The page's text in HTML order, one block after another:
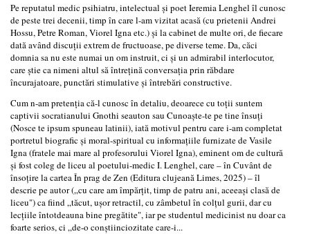
Pe reputatul medic psihiatru, intelectual și poet Ieremia Lenghel îl cunosc
de peste trei decenii, timp în care l-am vizitat acasă (cu prietenii Andrei
Hossu, Petre Roman, Viorel Igna etc.) și la cabinet de multe ori, de fiecare
dată având discuții extrem de fructuoase, pe diverse teme. Da, căci
domnia sa nu este numai un om instruit, ci și un admirabil interlocutor,
care știe ca nimeni altul să întrețină conversația prin răbdare
încurajatoare, punctări stimulative și întrebări constructive.
Cum n-am pretenția că-l cunosc în detaliu, deoarece cu toții suntem
captivii socratianului Gnothi seauton sau Cunoaște-te pe tine însuți
(Nosce te ipsum spuneau latinii), iată motivul pentru care i-am completat
portretul biografic și moral-spiritual cu informațiile furnizate de Vasile
Igna (fratele mai mare al profesorului Viorel Igna), eminent om de cultură
și fost coleg de liceu al poetului-medic I. Lenghel, care – în Cuvânt de
însoțire la cartea În prag de Zen (Editura clujeană Limes, 2025) – îl
descrie pe autor („cu care am împărțit, timp de patru ani, aceeași clasă de
liceu") ca fiind „tăcut, ușor retractil, cu zâmbetul în colțul gurii, dar cu
lecțiile întotdeauna bine pregătite", iar pe studentul medicinist nu doar ca
foarte serios, ci „de-o conștiinciozitate care-i...